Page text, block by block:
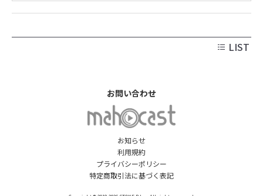
LIST
お知らせ
利用規約
プライバシーポリシー
特定商取引法に基づく表記
お問い合わせ